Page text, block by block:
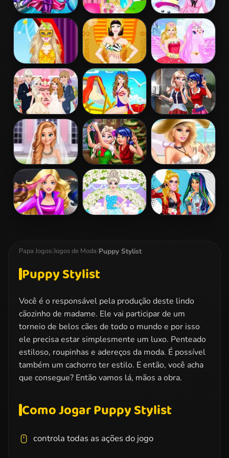
Barbara Spy
Squad Dress up
Barbie Bride
Dress Up
Barbie Winter
Dress Up
Barbie
Masquerade
Dress Up
Barbie
Egyptian
Princess Dress
Up
Barbie And The
Pegasus
Elsa And Anna
Wedding Party
Barbie Colorful
Swimsuits
Dress Up
Ladybug Elsa
College Fashion
Frozen And
Ariel Wedding
Ladybug And
Elsa Xmas
Selfie
Barbies Sexy
Bikini Beach
Papa Jogos/Jogos de Moda/Puppy Stylist
Puppy Stylist
Você é o responsável pela produção deste lindo
cãozinho de madame. Ele vai participar de um
torneio de belos cães de todo o mundo e por isso
ele precisa estar simplesmente um luxo. Penteado
estiloso, roupinhas e adereços da moda. É possível
também um cachorro ter estilo. E então, você acha
que consegue? Então vamos lá, mãos a obra.
Como Jogar Puppy Stylist
controla todas as ações do jogo